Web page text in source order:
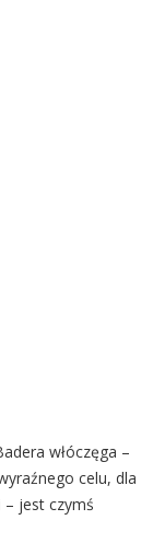
włóczęga –
celu, dla
jest czymś